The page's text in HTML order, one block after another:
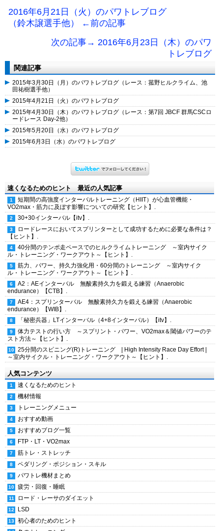
2016年6月21日（火）のパワトレブログ
（鈴木譲選手他） ←前の記事
次の記事→ 2016年6月23日（木）のパワ
トレブログ
関連記事
2015年3月30日（月）のパワトレブログ（レース：菰野ヒルクライム、池
田祐樹選手他）
2015年4月21日（火）のパワトレブログ
2015年4月30日（木）のパワトレブログ（レース：第7回 JBCF 群馬CSCロ
ードレース Day-2他）
2015年5月20日（水）のパワトレブログ
2015年6月3日（水）のパワトレブログ
速くなるためのヒント 最近の人気記事
短期間の高強度インターバルトレーニング（HIIT）が心血管機能・
VO2max・筋力に及ぼす影響についての研究【ヒント】.
30+30インターバル【itv】.
ロードレースにおいてスプリンターとして成功するために必要な条件は？
【ヒント】.
40分間のテンポ走ペースでのヒルクライムトレーニング ～室内サイク
ル・トレーニング・ワークアウト～【ヒント】.
筋力、パワー、持久力強化用・60分間のトレーニング ～室内サイク
ル・トレーニング・ワークアウト～【ヒント】.
A2：AEインターバル 無酸素持久力を鍛える練習（Anaerobic
endurance）【CTB】.
AE4：スプリンターバル 無酸素持久力を鍛える練習（Anaerobic
endurance）【WIB】.
「秘密兵器」LTインターバル（4+8インターバル）【itv】.
体力テストの行い方 ～スプリント・パワー、VO2max＆閾値パワーのテ
スト方法～【ヒント】.
25分間のスピニング(R)トレーニング | High Intensity Race Day Effort |
～室内サイクル・トレーニング・ワークアウト～【ヒント】.
人気コンテンツ
速くなるためのヒント
機材情報
トレーニングメニュー
おすすめ動画
おすすめブログ一覧
FTP・LT・VO2max
筋トレ・ストレッチ
ペダリング・ポジション・スキル
パワトレ機材まとめ
疲労・回復・睡眠
ロード・レーサのダイエット
LSD
初心者のためのヒント